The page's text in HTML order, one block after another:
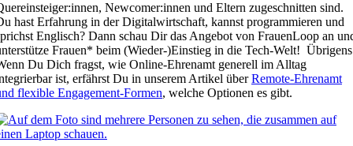
Newcomer:innen und Eltern zugeschnitten sind.
hast Erfahrung in der Digitalwirtschaft, kannst programmieren und
Englisch? Dann schau Dir das Angebot von FrauenLoop an
Frauen* beim (Wieder-)Einstieg in die Tech-Welt!
Du Dich fragst, wie Online-Ehrenamt generell im Alltag
ist, erfährst Du in unserem Artikel überRemote-Ehrenamt
flexible Engagement-Formen, welche Optionen es gibt.